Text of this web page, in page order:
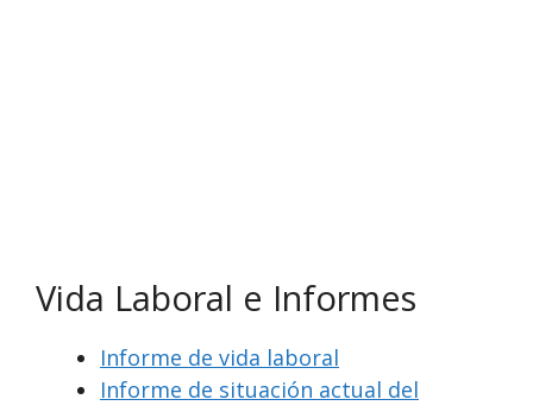
Vida Laboral e Informes
Informe de vida laboral
Informe de situación actual del